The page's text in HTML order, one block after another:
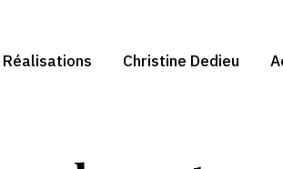
Réalisations Christine Dedieu